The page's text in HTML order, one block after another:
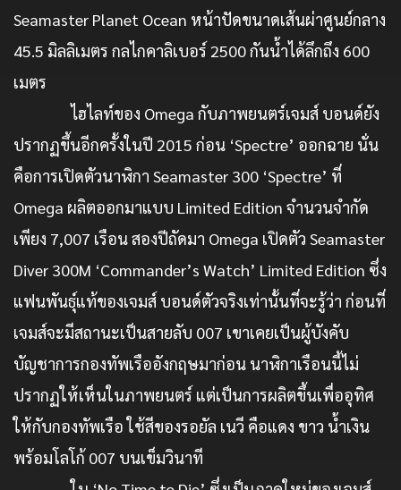
Seamaster Planet Ocean หน้าปัดขนาดเส้นผ่าศูนย์กลาง
45.5 มิลลิเมตร กลไกคาลิเบอร์ 2500 กันน้ำได้ลึกถึง 600
เมตร
ไฮไลท์ของ Omega กับภาพยนตร์เจมส์ บอนด์ยัง
ปรากฏขึ้นอีกครั้งในปี 2015 ก่อน ‘Spectre’ ออกฉาย นั่น
คือการเปิดตัวนาฬิกา Seamaster 300 ‘Spectre’ ที่
Omega ผลิตออกมาแบบ Limited Edition จำนวนจำกัด
เพียง 7,007 เรือน สองปีถัดมา Omega เปิดตัว Seamaster
Diver 300M ‘Commander’s Watch’ Limited Edition ซึ่ง
แฟนพันธุ์แท้ของเจมส์ บอนด์ตัวจริงเท่านั้นที่จะรู้ว่า ก่อนที่
เจมส์จะมีสถานะเป็นสายลับ 007 เขาเคยเป็นผู้บังคับ
บัญชาการกองทัพเรืออังกฤษมาก่อน นาฬิกาเรือนนี้ไม่
ปรากฏให้เห็นในภาพยนตร์ แต่เป็นการผลิตขึ้นเพื่ออุทิศ
ให้กับกองทัพเรือ ใช้สีของรอยัล เนวี คือแดง ขาว น้ำเงิน
พร้อมโลโก้ 007 บนเข็มวินาที